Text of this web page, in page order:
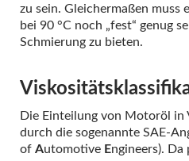
zu sein. Gleichermaßen muss
bei 90 °C noch „fest“ genug
Schmierung zu bieten.
Die Einteilung von Motoröl in
durch die sogenannte SAE-
of Automotive Engineers).